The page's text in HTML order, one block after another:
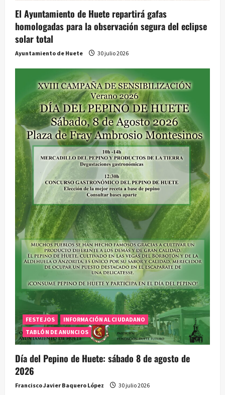
El Ayuntamiento de Huete repartirá gafas
homologadas para la observación segura del eclipse
solar total
Ayuntamiento de Huete 30 julio 2026
FESTEJOS
INFORMACIÓN AL CIUDADANO
TABLÓN DE ANUNCIOS
Día del Pepino de Huete: sábado 8 de agosto de
2026
Francisco Javier Baquero López 30 julio 2026